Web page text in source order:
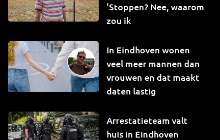
'Stoppen? Nee, waarom
zou ik
In Eindhoven wonen
veel meer mannen dan
vrouwen en dat maakt
daten lastig
Arrestatieteam valt
huis in Eindhoven